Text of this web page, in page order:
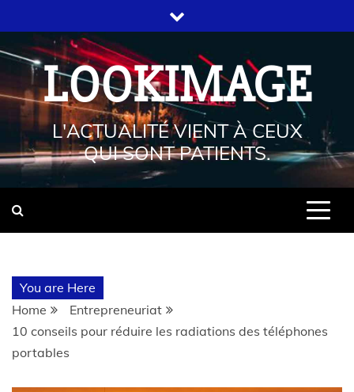
LOOKIMAGE
L'ACTUALITÉ VIENT À CEUX
QUI SONT PATIENTS.
You are Here
Home
Entrepreneuriat
10 conseils pour réduire les radiations des téléphones
portables